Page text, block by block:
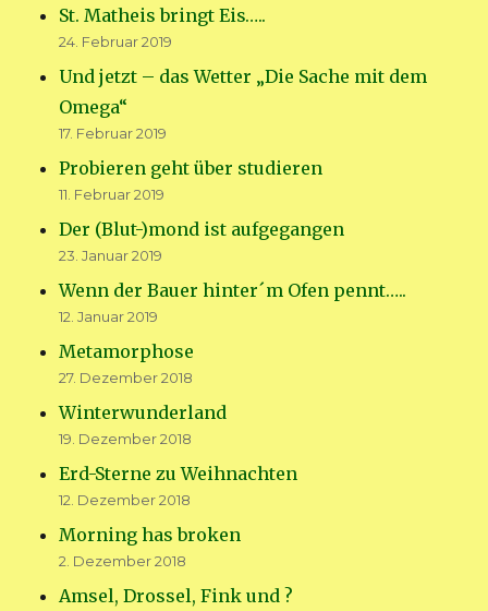
St. Matheis bringt Eis…..
24. Februar 2019
Und jetzt – das Wetter „Die Sache mit dem
Omega“
17. Februar 2019
Probieren geht über studieren
11. Februar 2019
Der (Blut-)mond ist aufgegangen
23. Januar 2019
Wenn der Bauer hinter´m Ofen pennt…..
12. Januar 2019
Metamorphose
27. Dezember 2018
Winterwunderland
19. Dezember 2018
Erd-Sterne zu Weihnachten
12. Dezember 2018
Morning has broken
2. Dezember 2018
Amsel, Drossel, Fink und ?